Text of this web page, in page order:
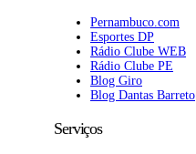
Pernambuco.com
Esportes DP
Rádio Clube WEB
Rádio Clube PE
Blog Giro
Blog Dantas Barreto
Serviços